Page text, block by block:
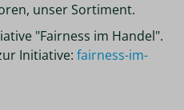
unser Sortiment.
"Fairness im Handel".
Initiative: fairness-im-